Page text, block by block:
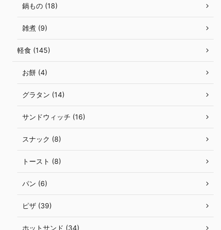
鍋もの (18)
雑煮 (9)
軽食 (145)
お餅 (4)
グラタン (14)
サンドウィッチ (16)
スナック (8)
トースト (8)
パン (6)
ピザ (39)
ホットサンド (34)